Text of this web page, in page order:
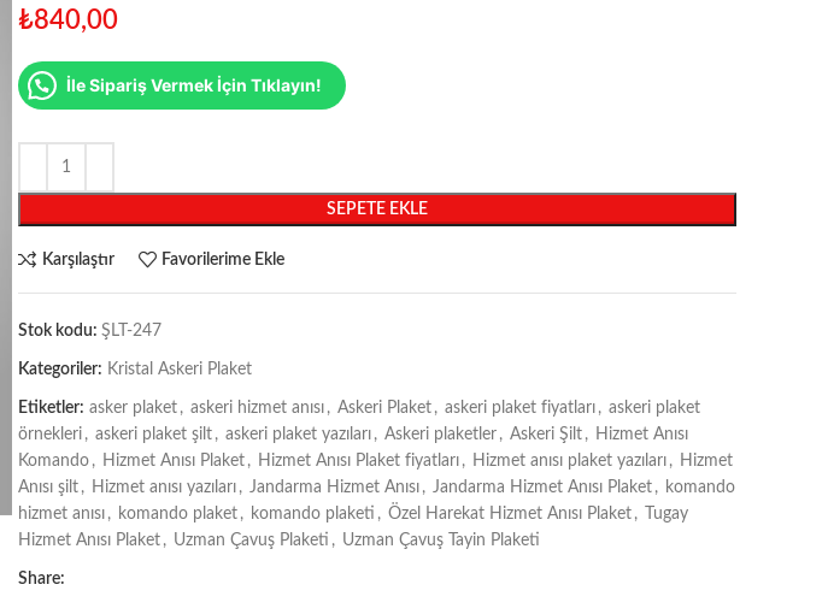
₺840,00
İle Sipariş Vermek İçin Tıklayın!
SEPETE EKLE
Karşılaştır Favorilerime Ekle
Stok kodu: ŞLT-247
Kategoriler: Kristal Askeri Plaket
Etiketler: asker plaket , askeri hizmet anısı , Askeri Plaket , askeri plaket fiyatları , askeri plaket
örnekleri , askeri plaket şilt , askeri plaket yazıları , Askeri plaketler , Askeri Şilt , Hizmet Anısı
Komando , Hizmet Anısı Plaket , Hizmet Anısı Plaket fiyatları , Hizmet anısı plaket yazıları , Hizmet
Anısı şilt , Hizmet anısı yazıları , Jandarma Hizmet Anısı , Jandarma Hizmet Anısı Plaket , komando
hizmet anısı , komando plaket , komando plaketi , Özel Harekat Hizmet Anısı Plaket ,
Tugay
Hizmet Anısı Plaket , Uzman Çavuş Plaketi , Uzman Çavuş Tayin Plaketi
Share: